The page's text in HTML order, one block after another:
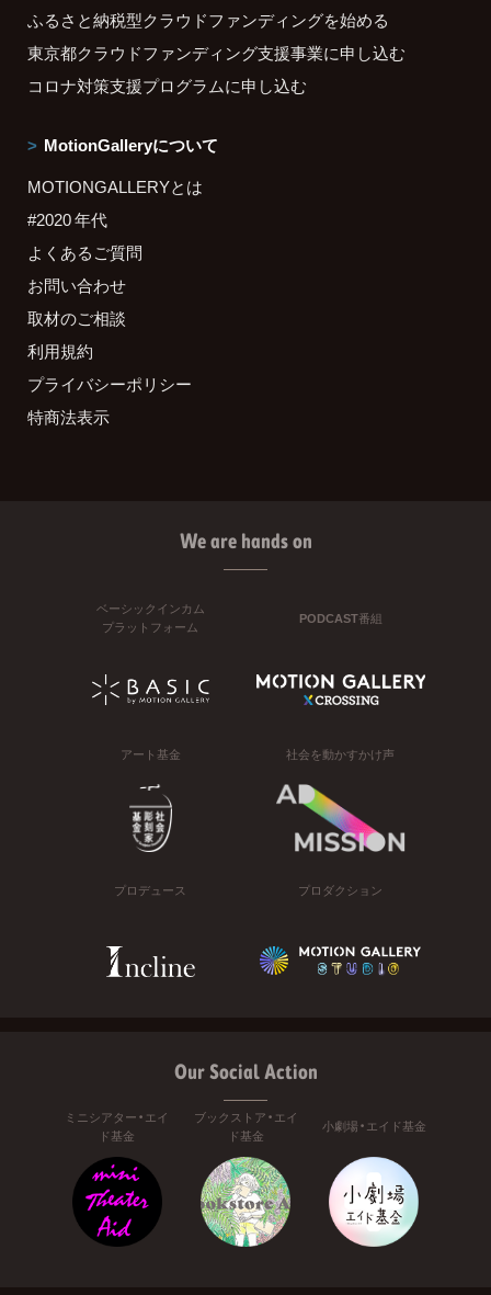
ふるさと納税型クラウドファンディングを始める
東京都クラウドファンディング支援事業に申し込む
コロナ対策支援プログラムに申し込む
MotionGalleryについて
MOTIONGALLERYとは
#2020 年代
よくあるご質問
お問い合わせ
取材のご相談
利用規約
プライバシーポリシー
特商法表示
We are hands on
ベーシックインカム
プラットフォーム
PODCAST番組
アート基金 社会を動かすかけ声
プロデュース プロダクション
Our Social Action
ミニシアター・エイ
ド基金
ブックストア・エイ
ド基金
小劇場・エイド基金